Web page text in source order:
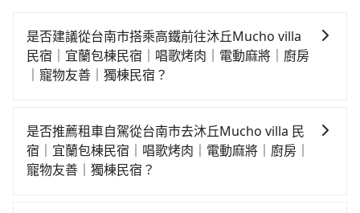
是否建議從台南市搭乘高鐵前往沐丘Mucho villa
民宿｜宜蘭包棟民宿｜唱歌烤肉｜電動麻將｜廚房
｜寵物友善｜獨棟民宿？
包棟民宿｜唱歌烤肉｜電動麻將｜廚房｜寵物友善｜獨
棟民宿，高鐵省時、較貴，且難叫計程車前往高鐵站！
從最早06:03一直到22:23，台南-南港一天最多有73班次
是否推薦租車自駕從台南市去沐丘Mucho villa 民
宿｜宜蘭包棟民宿｜唱歌烤肉｜電動麻將｜廚房｜
寵物友善｜獨棟民宿？